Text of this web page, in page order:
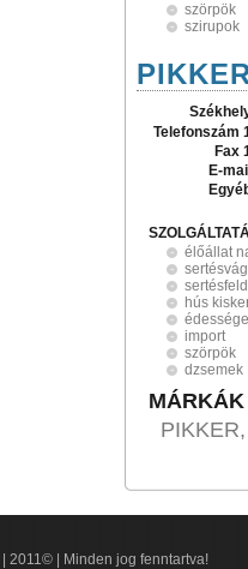
szörpök
szirupok
Telefonszám
Fax
E-
élőállat
hús
import
szörpök
dzsemek
MÁRKÁK
| 2011© | Minden jog fenntartva!